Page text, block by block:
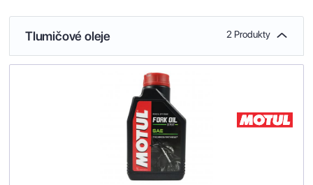
Tlumičové oleje 2 Produkty